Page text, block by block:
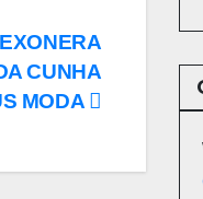
CUNHA
MODA